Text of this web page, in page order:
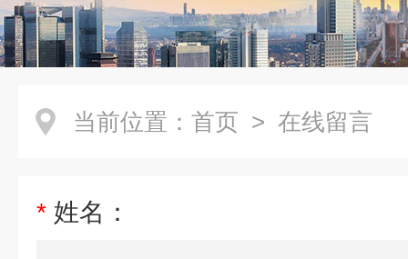
当前位置： 首页 > 在线留言
* 姓名：